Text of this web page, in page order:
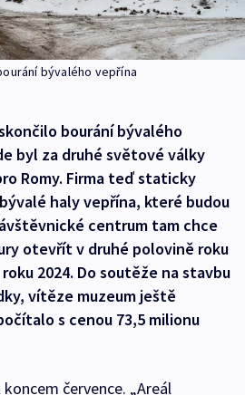
bývalého vepřína
bourání bývalého
byl za druhé světové války
Romy. Firma teď staticky
haly vepřína, které budou
centrum tam chce
otevřít v druhé polovině roku
2024. Do soutěže na stavbu
vítěze muzeum ještě
s cenou 73,5 milionu
července. „Areál